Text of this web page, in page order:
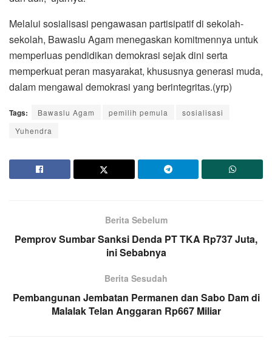
Melalui sosialisasi pengawasan partisipatif di sekolah-
sekolah, Bawaslu Agam menegaskan komitmennya untuk
memperluas pendidikan demokrasi sejak dini serta
memperkuat peran masyarakat, khususnya generasi muda,
dalam mengawal demokrasi yang berintegritas.(yrp)
Tags: Bawaslu Agam pemilih pemula
sosialisasi
Yuhendra
Berita Sebelum
Pemprov Sumbar Sanksi Denda PT TKA Rp737 Juta,
ini Sebabnya
Berita Sesudah
Pembangunan Jembatan Permanen dan Sabo Dam di
Malalak Telan Anggaran Rp667 Miliar